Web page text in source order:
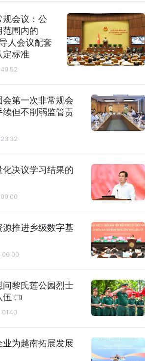
规会议：公
范围内的
人会议配套
定标准
第一次非常规会
但不削弱监管责
决议学习结果的
推进乡级数字基
黎氏莲公园烈士
伍
为越南拓展发展